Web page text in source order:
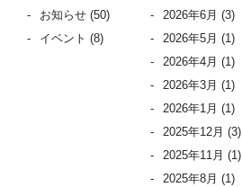
お知らせ(50)
イベント (8)
2026年6月 (3)
2026年5月 (1)
2026年4月 (1)
2026年3月 (1)
2026年1月 (1)
2025年12月 (3)
2025年11月 (1)
2025年8月 (1)